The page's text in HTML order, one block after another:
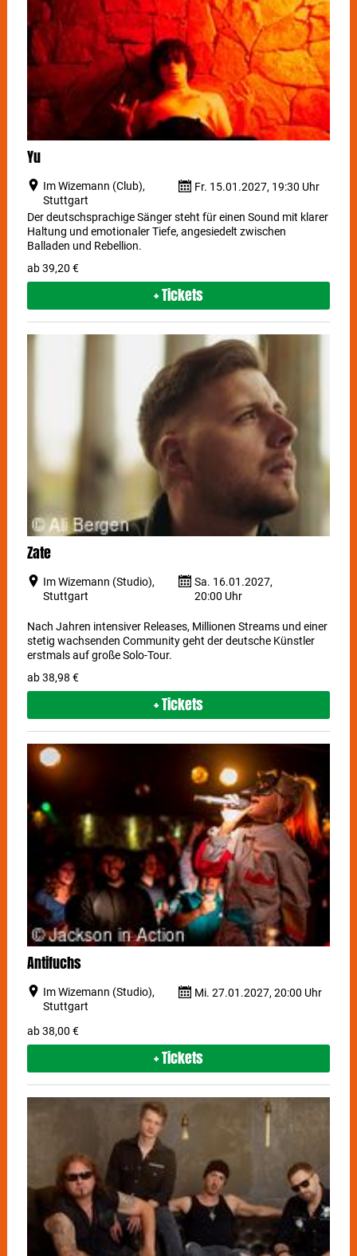
Yu
Im Wizemann (Club),
Stuttgart
Fr. 15.01.2027, 19:30 Uhr
Der deutschsprachige Sänger steht für einen Sound mit klarer
Haltung und emotionaler Tiefe, angesiedelt zwischen
Balladen und Rebellion.
ab 39,20 €
+ Tickets
Zate
Im Wizemann (Studio),
Stuttgart
Sa. 16.01.2027,
20:00 Uhr
Nach Jahren intensiver Releases, Millionen Streams und einer
stetig wachsenden Community geht der deutsche Künstler
erstmals auf große Solo-Tour.
ab 38,98 €
+ Tickets
Antifuchs
Im Wizemann (Studio),
Stuttgart
Mi. 27.01.2027, 20:00 Uhr
ab 38,00 €
+ Tickets